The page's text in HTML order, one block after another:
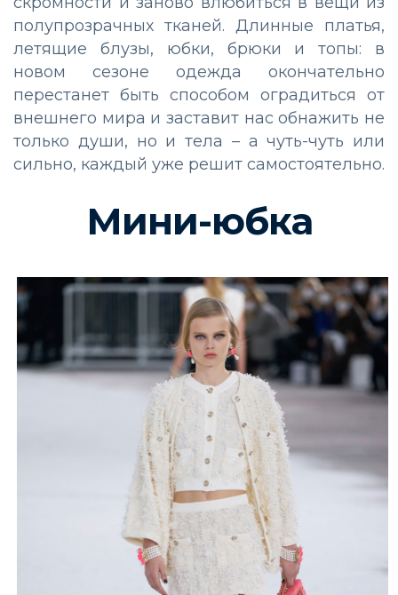
полупрозрачных тканей. Длинные платья,
летящие блузы, юбки, брюки и топы: в
новом сезоне одежда окончательно
перестанет быть способом оградиться от
внешнего мира и заставит нас обнажить не
только души, но и тела – а чуть-чуть или
сильно, каждый уже решит самостоятельно.
Мини-юбка